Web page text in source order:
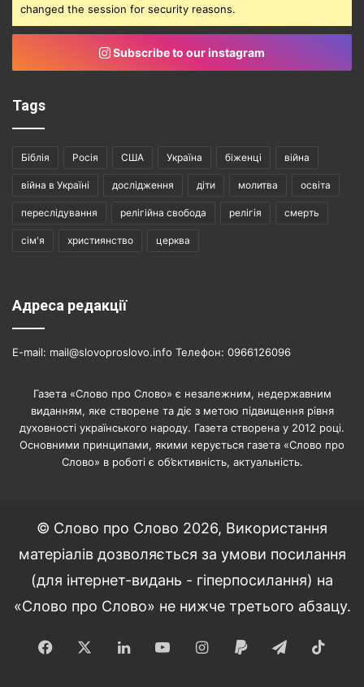
changed the session for security reasons.
Subscribe to our instagram
Tags
Біблія Росія США Україна біженці війна
війна в Україні дослідження діти молитва освіта
переслідування релігійна свобода релігія смерть
сім'я християнство церква
Адреса редакції
E-mail: mail@slovoproslovo.info Телефон: 0966126096
Газета «Слово про Слово» є незалежним, недержавним
виданням, яке створене та діє з метою підвищення рівня
духовності українського народу. Газета створена у 2012 році.
Основними принципами, якими керується газета «Слово про
Слово» в роботі є об’єктивність, актуальність.
© Слово про Слово 2026, Використання
матеріалів дозволяється за умови посилання
(для інтернет-видань - гіперпосилання) на
«Слово про Слово» не нижче третього абзацу.
Facebook LinkedInYouTubeInstagram
Paypal Telegram